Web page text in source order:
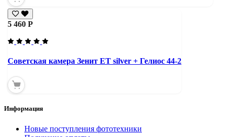
5 460 Р
Советская камера Зенит ЕТ silver + Гелиос 44-2
Информация
Новые поступления фототехники